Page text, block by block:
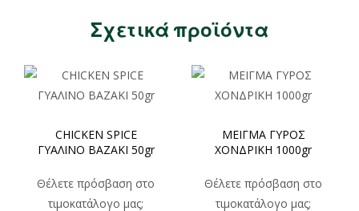
Σχετικά προϊόντα
CHICKEN SPICE
ΓΥΑΛΙΝΟ ΒΑΖΑΚΙ 50gr
Θέλετε πρόσβαση στο
τιμοκατάλογο μας;
ΜΕΙΓΜΑ ΓΥΡΟΣ
ΧΟΝΔΡΙΚΗ 1000gr
Θέλετε πρόσβαση στο
τιμοκατάλογο μας;